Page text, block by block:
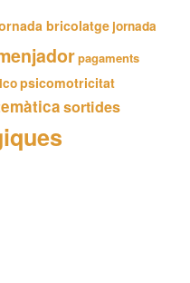
bricolatge jornada
pagaments
psicomotricitat
sortides